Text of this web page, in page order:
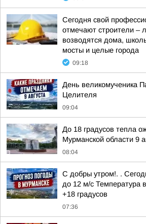
Сегодня свой
отмечают строители –
возводятся дома,
мосты и целые города
09:18
День великомученика
Целителя
09:04
До 18 градусов тепла
Мурманской области 9
08:04
С добры утром!. .
до 12 м/с Температура
+18 градусов
07:36